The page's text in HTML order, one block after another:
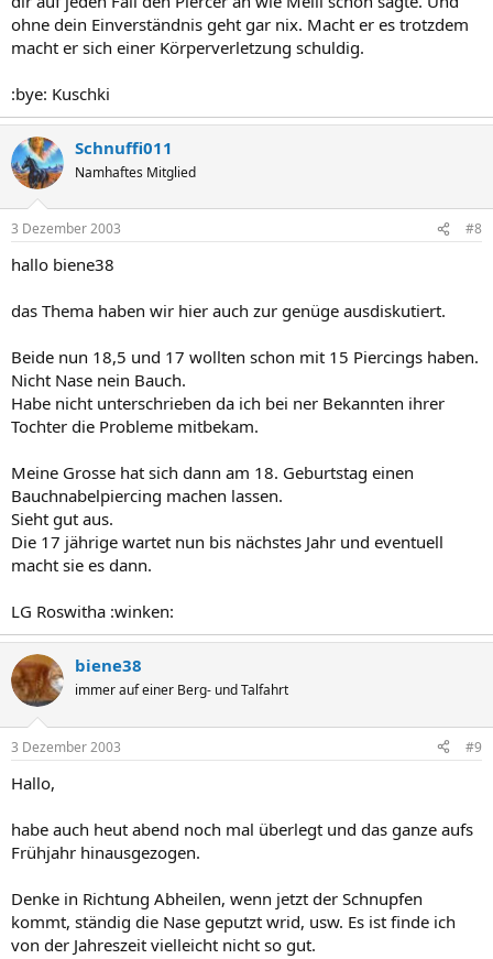
ohne dein Einverständnis geht gar nix. Macht er es trotzdem
macht er sich einer Körperverletzung schuldig.
:bye: Kuschki
Schnuffi011
Namhaftes Mitglied
3 Dezember 2003 #8
hallo biene38
das Thema haben wir hier auch zur genüge ausdiskutiert.
Beide nun 18,5 und 17 wollten schon mit 15 Piercings haben.
Nicht Nase nein Bauch.
Habe nicht unterschrieben da ich bei ner Bekannten ihrer
Tochter die Probleme mitbekam.
Meine Grosse hat sich dann am 18. Geburtstag einen
Bauchnabelpiercing machen lassen.
Sieht gut aus.
Die 17 jährige wartet nun bis nächstes Jahr und eventuell
macht sie es dann.
LG Roswitha :winken:
biene38
immer auf einer Berg- und Talfahrt
3 Dezember 2003 #9
Hallo,
habe auch heut abend noch mal überlegt und das ganze aufs
Frühjahr hinausgezogen.
Denke in Richtung Abheilen, wenn jetzt der Schnupfen
kommt, ständig die Nase geputzt wrid, usw. Es ist finde ich
von der Jahreszeit vielleicht nicht so gut.